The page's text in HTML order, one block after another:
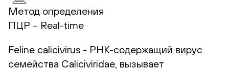
Метод определения
ПЦР – Real-time
Feline calicivirus - РНК-содержащий вирус
семейства Caliciviridae, вызывает